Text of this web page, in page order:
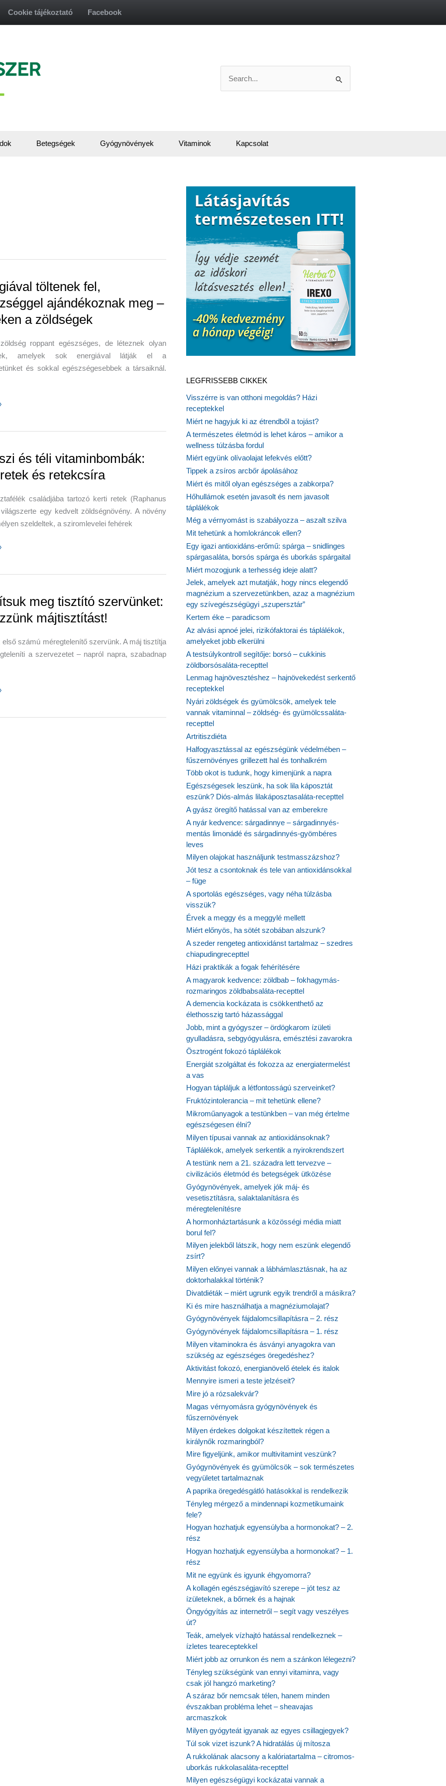
Cookie tájékoztató Facebook
for:
Betegségek Gyógynövények Vitaminok Kapcsolat
töltenek fel,
ajándékoznak meg –
a zöldségek
roppant egészséges, de léteznek olyan
amelyek sok energiával látják el a
és sokkal egészségesebbek a társaiknál.
és téli vitaminbombák:
és retekcsíra
családjába tartozó kerti retek (Raphanus
egy kedvelt zöldségnövény. A növény
szeldeltek, a sziromlevelei fehérek
meg tisztító szervünket:
májtisztítást!
első számú méregtelenítő szervünk. A máj tisztítja
a szervezetet – napról napra, szabadnap
LEGFRISSEBB CIKKEK
Visszérre is van otthoni megoldás? Házi
receptekkel
Miért ne hagyjuk ki az étrendből a tojást?
A természetes életmód is lehet káros – amikor a
wellness túlzásba fordul
Miért együnk olívaolajat lefekvés előtt?
Tippek a zsíros arcbőr ápolásához
Miért és mitől olyan egészséges a zabkorpa?
Hőhullámok esetén javasolt és nem javasolt
táplálékok
Még a vérnyomást is szabályozza – aszalt szilva
Mit tehetünk a homlokráncok ellen?
Egy igazi antioxidáns-erőmű: spárga – snidlinges
spárgasaláta, borsós spárga és uborkás spárgaital
Miért mozogjunk a terhesség ideje alatt?
Jelek, amelyek azt mutatják, hogy nincs elegendő
magnézium a szervezetünkben, azaz a magnézium
egy szívegészségügyi „szupersztár”
Kertem éke – paradicsom
Az alvási apnoé jelei, rizikófaktorai és táplálékok,
amelyeket jobb elkerülni
A testsúlykontroll segítője: borsó – cukkinis
zöldborsósaláta-recepttel
Lenmag hajnövesztéshez – hajnövekedést serkentő
receptekkel
Nyári zöldségek és gyümölcsök, amelyek tele
vannak vitaminnal – zöldség- és gyümölcssaláta-
recepttel
Artritiszdiéta
Halfogyasztással az egészségünk védelmében –
fűszernövényes grillezett hal és tonhalkrém
Több okot is tudunk, hogy kimenjünk a napra
Egészségesek leszünk, ha sok lila káposztát
eszünk? Diós-almás lilakáposztasaláta-recepttel
A gyász öregítő hatással van az emberekre
A nyár kedvence: sárgadinnye – sárgadinnyés-
mentás limonádé és sárgadinnyés-gyömbéres
leves
Milyen olajokat használjunk testmasszázshoz?
Jót tesz a csontoknak és tele van antioxidánsokkal
– füge
A sportolás egészséges, vagy néha túlzásba
visszük?
Érvek a meggy és a meggylé mellett
Miért előnyös, ha sötét szobában alszunk?
A szeder rengeteg antioxidánst tartalmaz – szedres
chiapudingrecepttel
Házi praktikák a fogak fehérítésére
A magyarok kedvence: zöldbab – fokhagymás-
rozmaringos zöldbabsaláta-recepttel
A demencia kockázata is csökkenthető az
élethosszig tartó házassággal
Jobb, mint a gyógyszer – ördögkarom ízületi
gyulladásra, sebgyógyulásra, emésztési zavarokra
Ösztrogént fokozó táplálékok
Energiát szolgáltat és fokozza az energiatermelést
a vas
Hogyan tápláljuk a létfontosságú szerveinket?
Fruktózintolerancia – mit tehetünk ellene?
Mikroműanyagok a testünkben – van még értelme
egészségesen élni?
Milyen típusai vannak az antioxidánsoknak?
Táplálékok, amelyek serkentik a nyirokrendszert
A testünk nem a 21. századra lett tervezve –
civilizációs életmód és betegségek ütközése
Gyógynövények, amelyek jók máj- és
vesetisztításra, salaktalanításra és
méregtelenítésre
A hormonháztartásunk a közösségi média miatt
borul fel?
Milyen jelekből látszik, hogy nem eszünk elegendő
zsírt?
Milyen előnyei vannak a lábhámlasztásnak, ha az
doktorhalakkal történik?
Divatdiéták – miért ugrunk egyik trendről a másikra?
Ki és mire használhatja a magnéziumolajat?
Gyógynövények fájdalomcsillapításra – 2. rész
Gyógynövények fájdalomcsillapításra – 1. rész
Milyen vitaminokra és ásványi anyagokra van
szükség az egészséges öregedéshez?
Aktivitást fokozó, energianövelő ételek és italok
Mennyire ismeri a teste jelzéseit?
Mire jó a rózsalekvár?
Magas vérnyomásra gyógynövények és
fűszernövények
Milyen érdekes dolgokat készítettek régen a
királynők rozmaringból?
Mire figyeljünk, amikor multivitamint veszünk?
Gyógynövények és gyümölcsök – sok természetes
vegyületet tartalmaznak
A paprika öregedésgátló hatásokkal is rendelkezik
Tényleg mérgező a mindennapi kozmetikumaink
fele?
Hogyan hozhatjuk egyensúlyba a hormonokat? – 2.
rész
Hogyan hozhatjuk egyensúlyba a hormonokat? – 1.
rész
Mit ne együnk és igyunk éhgyomorra?
A kollagén egészségjavító szerepe – jót tesz az
ízületeknek, a bőrnek és a hajnak
Öngyógyítás az internetről – segít vagy veszélyes
út?
Teák, amelyek vízhajtó hatással rendelkeznek –
ízletes teareceptekkel
Miért jobb az orrunkon és nem a szánkon lélegezni?
Tényleg szükségünk van ennyi vitaminra, vagy
csak jól hangzó marketing?
A száraz bőr nemcsak télen, hanem minden
évszakban probléma lehet – sheavajas
arcmaszkok
Milyen gyógyteát igyanak az egyes csillagjegyek?
Túl sok vizet iszunk? A hidratálás új mítosza
A rukkolának alacsony a kalóriatartalma – citromos-
uborkás rukkolasaláta-recepttel
Milyen egészségügyi kockázatai vannak a